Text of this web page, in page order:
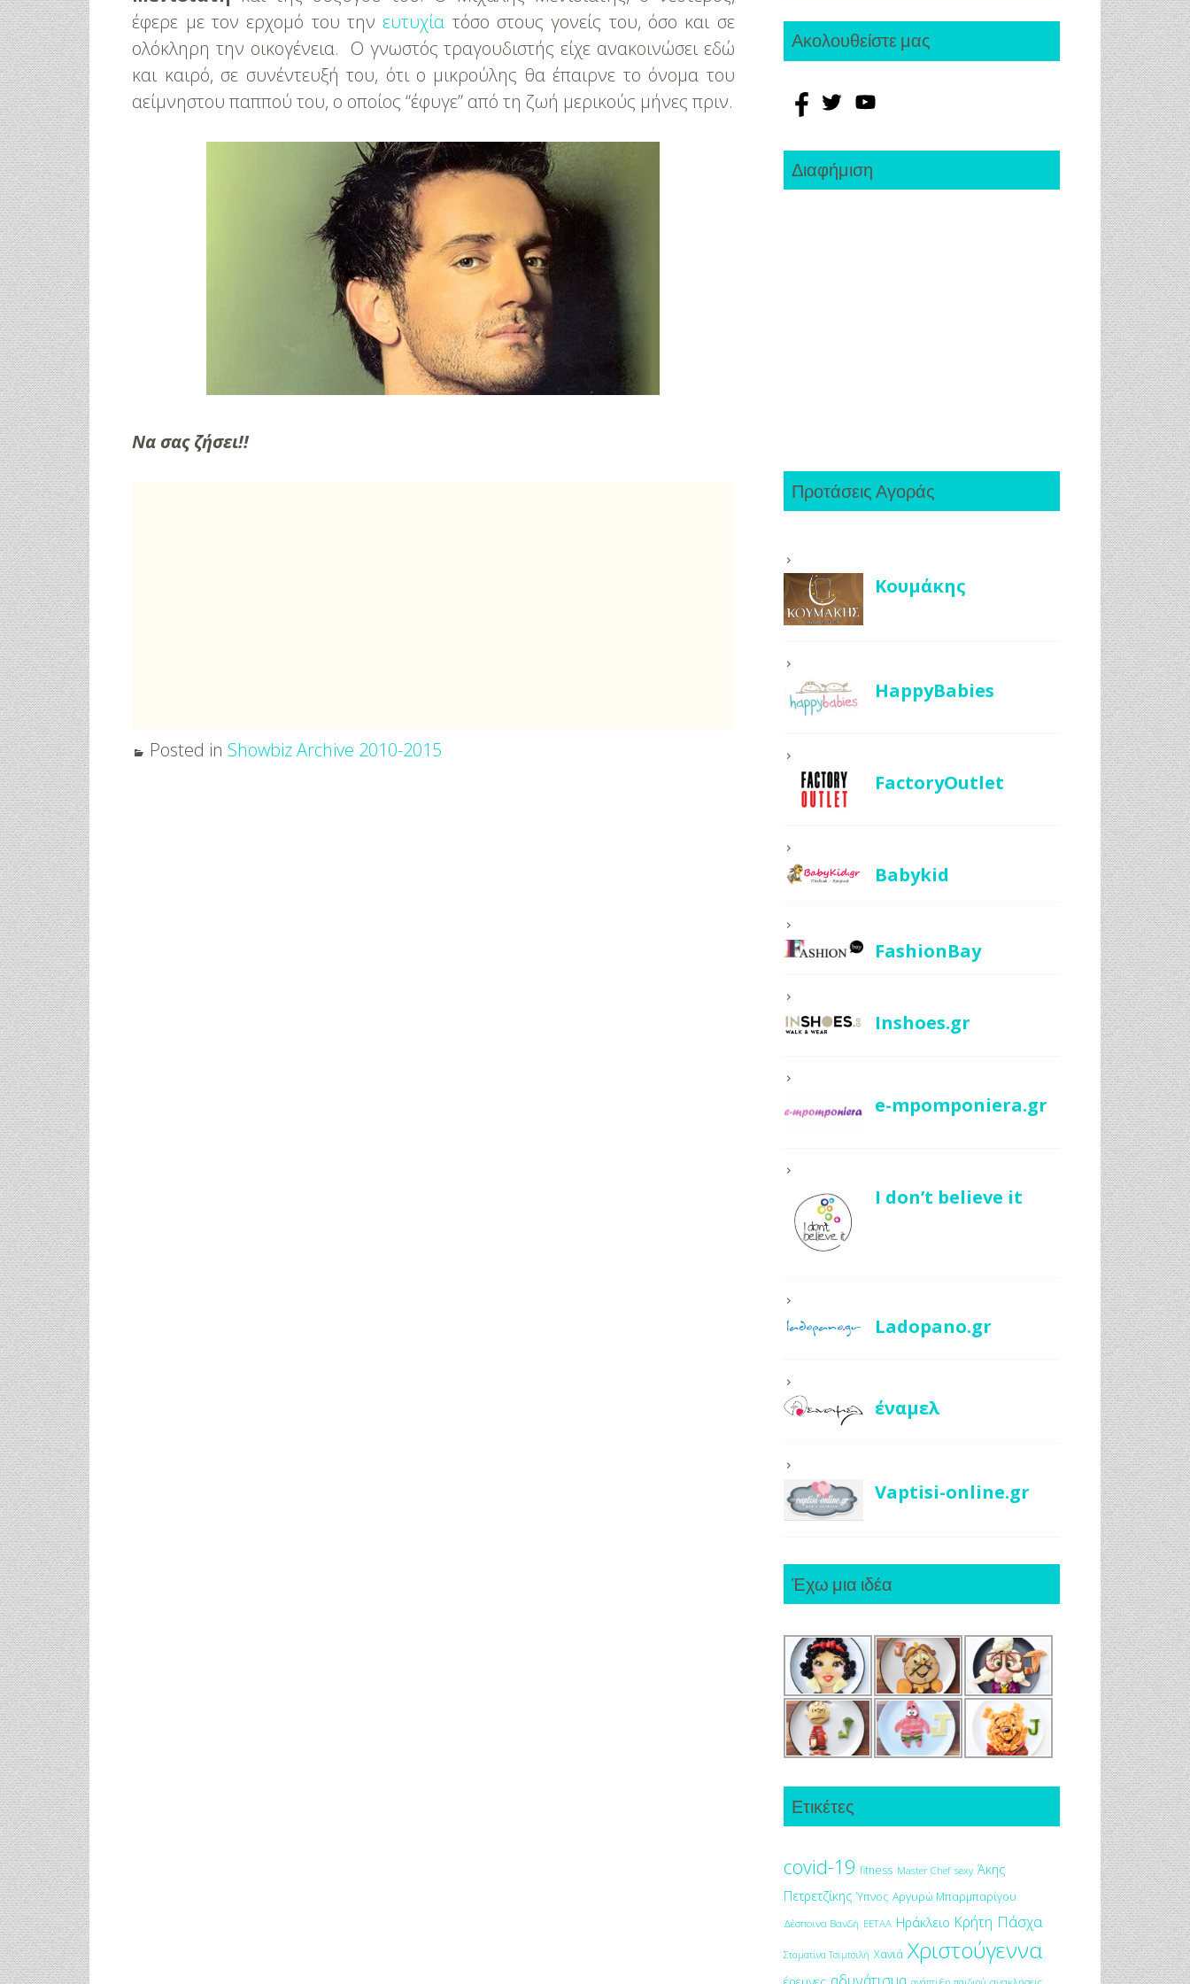
έφερε με τον ερχομό του την ευτυχία τόσο στους γονείς του, όσο και σε
ολόκληρη την οικογένεια. Ο γνωστός τραγουδιστής είχε ανακοινώσει εδώ
και καιρό, σε συνέντευξή του, ότι ο μικρούλης θα έπαιρνε το όνομα του
αείμνηστου παππού του, ο οποίος “έφυγε” από τη ζωή μερικούς μήνες πριν.
Να σας ζήσει!!
Posted in Showbiz Archive 2010-2015
Ακολουθείστε μας
Διαφήμιση
Προτάσεις Αγοράς
Κουμάκης
HappyBabies
FactoryOutlet
Babykid
FashionBay
Inshoes.gr
e-mpomponiera.gr
I don’t believe it
Ladopano.gr
έναμελ
Vaptisi-online.gr
Έχω μια ιδέα
Ετικέτες
covid-19 fitness Master Chef sexy Άκης
Πετρετζίκης Ύπνος Αργυρώ Μπαρμπαρίγου
Δέσποινα Βανδή ΕΕΤΑΑ Ηράκλειο Κρήτη Πάσχα
Σταματίνα Τσιμτσιλή Χανιά Χριστούγεννα